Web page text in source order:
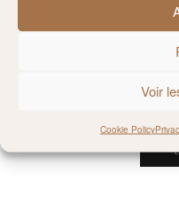
Voir
Cookie Policy